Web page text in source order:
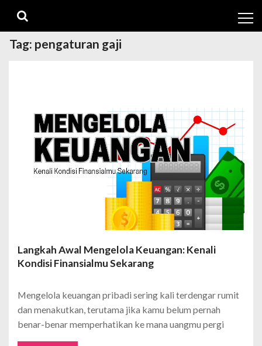
navigation
content
Tag: pengaturan gaji
Langkah Awal Mengelola Keuangan: Kenali
Kondisi Finansialmu Sekarang
Mengelola keuangan pribadi sering kali terdengar rumit
dan menakutkan, terutama jika kamu belum pernah
benar-benar memperhatikan ke mana uangmu pergi